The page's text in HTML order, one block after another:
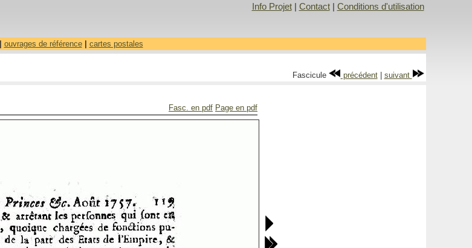
Info Projet| Contact| Conditions d'utilisation
ouvrages de référence| cartes postales
Fascicule précédent| suivant
Fasc. en pdf Page en pdf